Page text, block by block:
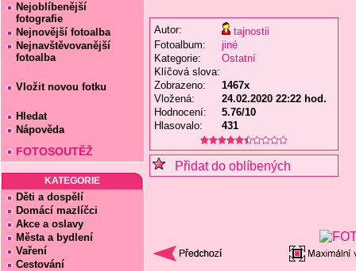
Nejoblíbenější
fotografie
Nejnovější fotoalba
Nejnavštěvovanější
fotoalba
Vložit novou fotku
Hledat
Nápověda
FOTOSOUTĚŽ
KATEGORIE
Děti a dospělí
Domácí mazlíčci
Akce a oslavy
Města a bydlení
Vaření
Cestování
Autor:
tajnostii
Fotoalbum:
jiné
Kategorie:
Ostatní
Klíčová slova:
Zobrazeno:
1467x
Vložená:
24.02.2020 22:22 hod.
Hodnocení:
5.76/10
Hlasovalo:
431
Přidat do oblíbených